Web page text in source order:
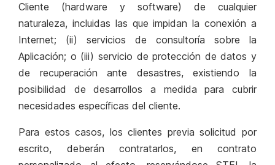
Cliente (hardware y software) de cualquier
naturaleza, incluidas las que impidan la conexión a
Internet; (ii) servicios de consultoría sobre la
Aplicación; o (iii) servicio de protección de datos y
de recuperación ante desastres, existiendo la
posibilidad de desarrollos a medida para cubrir
necesidades específicas del cliente.
Para estos casos, los clientes previa solicitud por
escrito, deberán contratarlos, en contrato